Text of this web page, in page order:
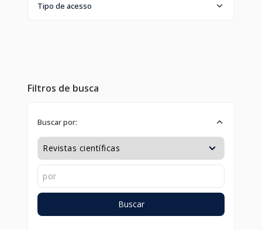
Tipo de acesso
Filtros de busca
Buscar por:
Buscar